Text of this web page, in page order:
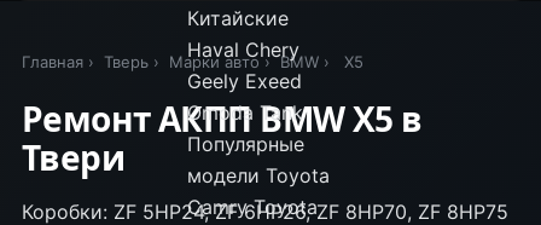
Китайские
Haval Chery
Geely Exeed
Omoda Tank
Популярные
модели Toyota
Camry Toyota
Главная › Тверь › Марки авто › BMW › X5
Ремонт АКПП BMW X5 в
Твери
Коробки: ZF 5HP24, ZF 6HP26, ZF 8HP70, ZF 8HP75